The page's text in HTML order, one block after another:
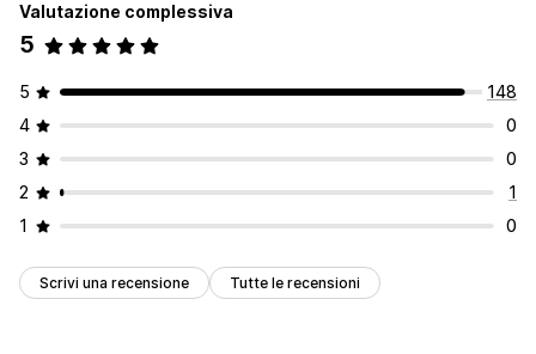
Valutazione complessiva
5
5
148
4
0
3
0
2
1
1
0
Scrivi una recensione Tutte le recensioni